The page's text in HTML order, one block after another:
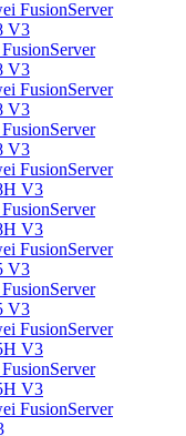
V3
V3
V3
V3
V3